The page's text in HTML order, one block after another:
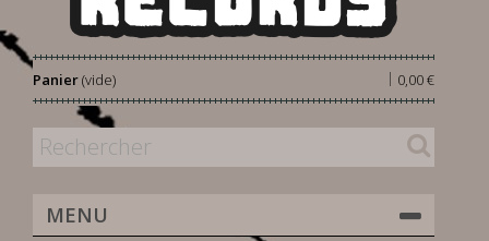
Panier 0,00 €
|
(vide)
MENU